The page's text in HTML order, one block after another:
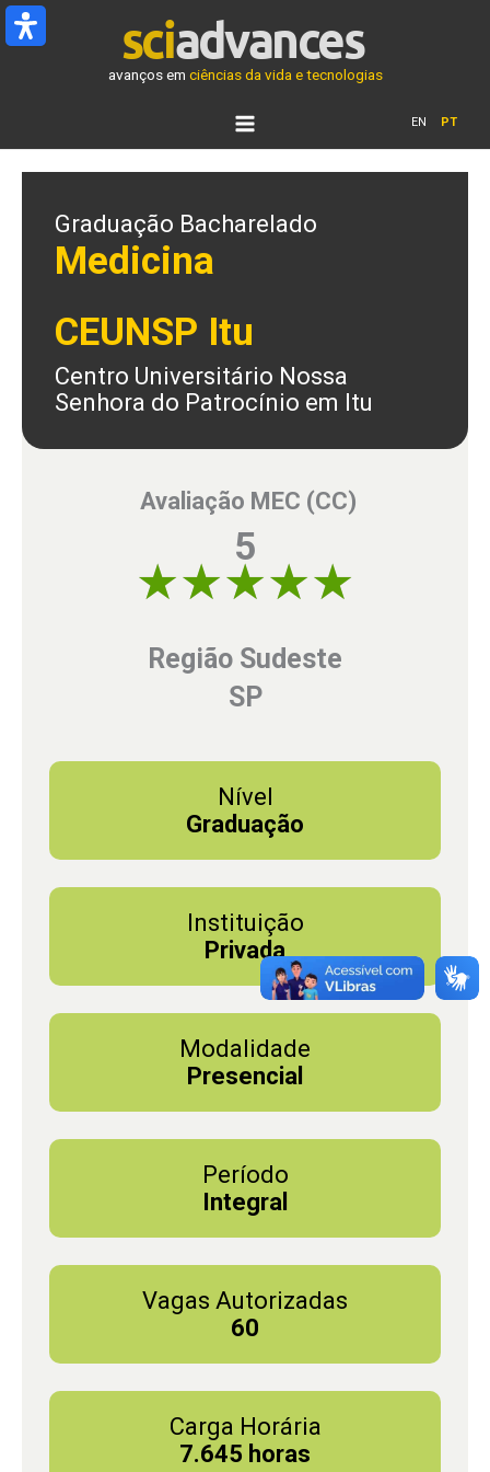
Ir
para
avanços em ciências da vida e tecnologias
EN PT
Graduação Bacharelado
Medicina
CEUNSP Itu
Centro Universitário Nossa
Senhora do Patrocínio em Itu
Avaliação MEC (CC)
5
Região Sudeste
SP
Nível
Graduação
Instituição
Privada
Modalidade
Presencial
Período
Integral
Vagas Autorizadas
60
Carga Horária
7.645 horas